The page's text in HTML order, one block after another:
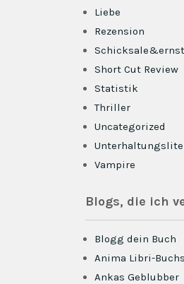
Liebe
Rezension
Short Cut Review
Statistik
Thriller
Uncategorized
Vampire
Blogs, die ich
Blogg dein Buch
Anima Libri-
Ankas Geblubber